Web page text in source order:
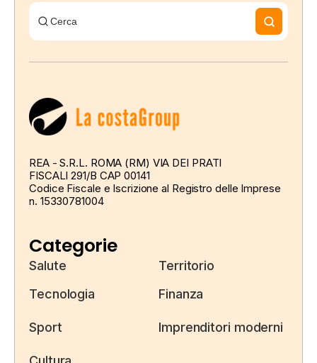
REA - S.R.L. ROMA (RM) VIA DEI PRATI
FISCALI 291/B CAP 00141
Codice Fiscale e Iscrizione al Registro delle Imprese
n. 15330781004
Categorie
Salute
Tecnologia
Sport
Territorio
Finanza
Imprenditori moderni